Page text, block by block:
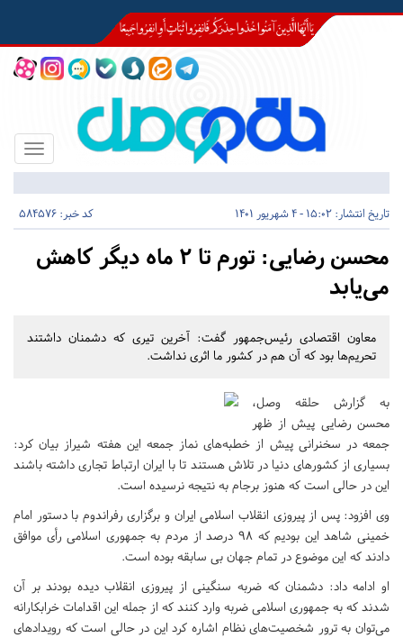
Toggle
تاریخ انتشار: 15:02 - 4 شهریور 1401 کد خبر: 584576
محسن رضایی: تورم تا ٢ ماه دیگر کاهش
می‌یابد
معاون اقتصادی رئیس‌جمهور گفت: آخرین تیری که دشمنان داشتند
تحریم‌ها بود که آن هم در کشور ما اثری نداشت.
به گزارش حلقه وصل،
محسن رضایی پیش از ظهر
جمعه در سخنرانی پیش از خطبه‌های نماز جمعه این هفته شیراز بیان کرد:
بسیاری از کشورهای دنیا در تلاش هستند تا با ایران ارتباط تجاری داشته باشند
این در حالی است که هنوز برجام به نتیجه نرسیده است.
وی افزود: پس از پیروزی انقلاب اسلامی ایران و برگزاری رفراندوم با دستور امام
خمینی شاهد این بودیم که ٩٨ درصد از مردم به جمهوری اسلامی رأی موافق
دادند که این موضوع در تمام جهان بی سابقه بوده است.
او ادامه داد: دشمنان که ضربه سنگینی از پیروزی انقلاب دیده بودند بر آن
شدند که به جمهوری اسلامی ضربه وارد کنند که از جمله این اقدامات خرابکارانه
می‌توان به ترور شخصیت‌های نظام اشاره کرد این در حالی است که رویدادهای